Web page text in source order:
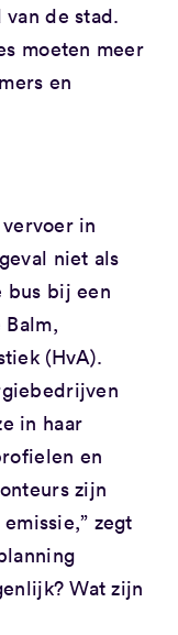
de stad.
moeten meer
en
in
niet als
bus bij een
(HvA).
in haar
en
zijn
zegt
Wat zijn